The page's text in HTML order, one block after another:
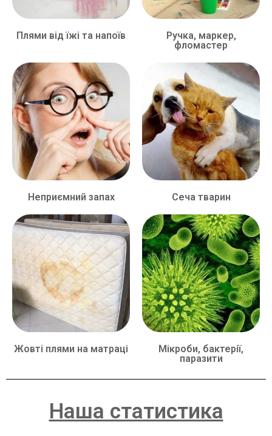
Плями від їжі та напоїв
Ручка, маркер,
фломастер
Неприємний запах Сеча тварин
Жовті плями на матраці
Мікроби, бактерії,
паразити
Наша статистика